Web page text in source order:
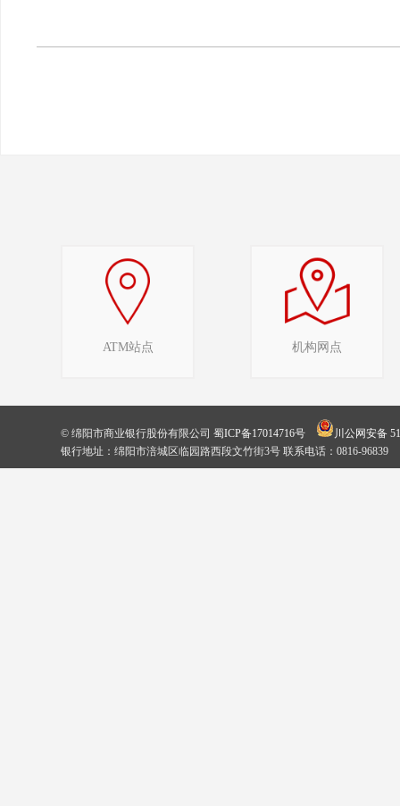
ATM站点 机构网点
© 绵阳市商业银行股份有限公司 蜀ICP备17014716号
川公网安备
银行地址：绵阳市涪城区临园路西段文竹街3号 联系电话：0816-96839